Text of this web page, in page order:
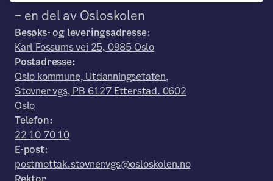
– en del av Osloskolen
Besøks- og leveringsadresse:
Karl Fossums vei 25, 0985 Oslo
Postadresse:
Oslo kommune, Utdanningsetaten,
Stovner vgs, PB 6127 Etterstad. 0602
Oslo
Telefon:
22 10 70 10
E-post:
postmottak.stovner.vgs@osloskolen.no